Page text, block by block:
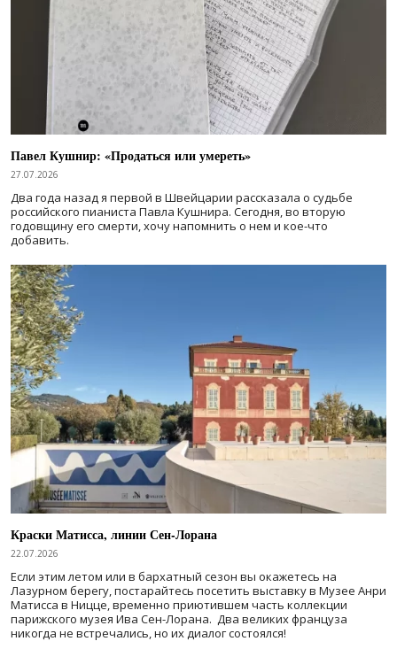
Павел Кушнир: «Продаться или умереть»
27.07.2026
Два года назад я первой в Швейцарии рассказала о судьбе
российского пианиста Павла Кушнира. Сегодня, во вторую
годовщину его смерти, хочу напомнить о нем и кое-что
добавить.
Краски Матисса, линии Сен-Лорана
22.07.2026
Если этим летом или в бархатный сезон вы окажетесь на
Лазурном берегу, постарайтесь посетить выставку в Музее Анри
Матисса в Ницце, временно приютившем часть коллекции
парижского музея Ива Сен-Лорана. Два великих француза
никогда не встречались, но их диалог состоялся!